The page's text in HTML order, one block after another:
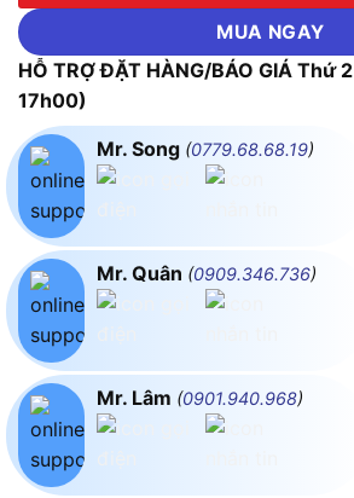
MUA NGAY
HỖ TRỢ ĐẶT HÀNG/BÁO GIÁ Thứ
17h00)
Mr. Song (0779.68.68.19)
Mr. Quân (0909.346.736)
Mr. Lâm (0901.940.968)